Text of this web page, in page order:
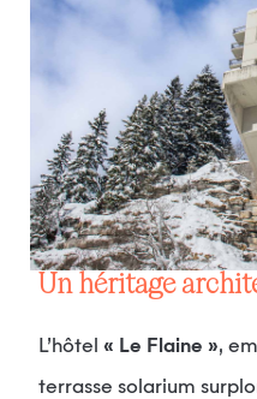
Un héritage
L’hôtel « Le Flaine »,
terrasse solarium